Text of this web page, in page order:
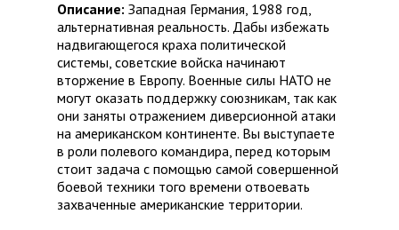
Описание: Западная Германия, 1988 год,
альтернативная реальность. Дабы избежать
надвигающегося краха политической
системы, советские войска начинают
вторжение в Европу. Военные силы НАТО не
могут оказать поддержку союзникам, так как
они заняты отражением диверсионной атаки
на американском континенте. Вы выступаете
в роли полевого командира, перед которым
стоит задача с помощью самой совершенной
боевой техники того времени отвоевать
захваченные американские территории.